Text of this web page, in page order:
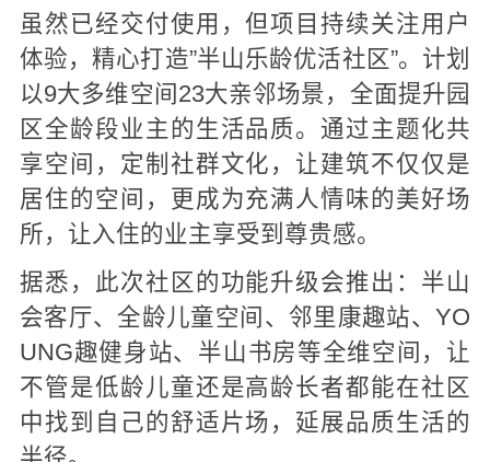
虽然已经交付使用，但项目持续关注用户
体验，精心打造”半山乐龄优活社区”。计划
以9大多维空间23大亲邻场景，全面提升园
区全龄段业主的生活品质。通过主题化共
享空间，定制社群文化，让建筑不仅仅是
居住的空间，更成为充满人情味的美好场
所，让入住的业主享受到尊贵感。
据悉，此次社区的功能升级会推出：半山
会客厅、全龄儿童空间、邻里康趣站、YO
UNG趣健身站、半山书房等全维空间，让
不管是低龄儿童还是高龄长者都能在社区
中找到自己的舒适片场，延展品质生活的